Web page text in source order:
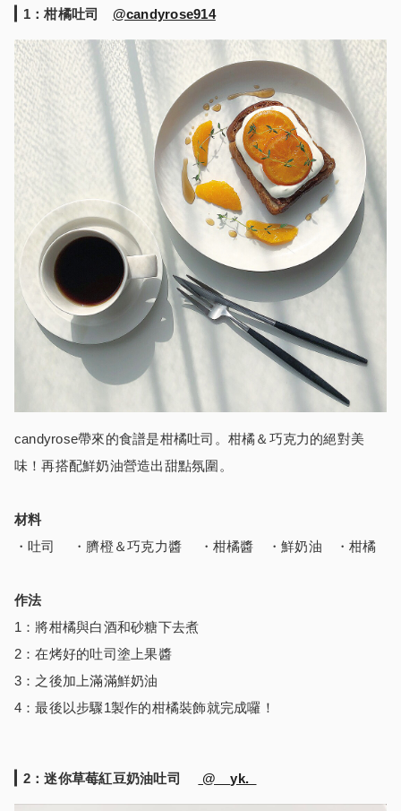
1 ：柑橘吐司 @candyrose914
candyrose帶來的食譜是柑橘吐司。柑橘＆巧克力的絕對美
味！再搭配鮮奶油營造出甜點氛圍。
材料
・吐司 ・臍橙＆巧克力醬 ・柑橘醬 ・鮮奶油 ・柑橘
作法
1：將柑橘與白酒和砂糖下去煮
2：在烤好的吐司塗上果醬
3：之後加上滿滿鮮奶油
4：最後以步驟1製作的柑橘裝飾就完成囉！
2：迷你草莓紅豆奶油吐司 @__yk._